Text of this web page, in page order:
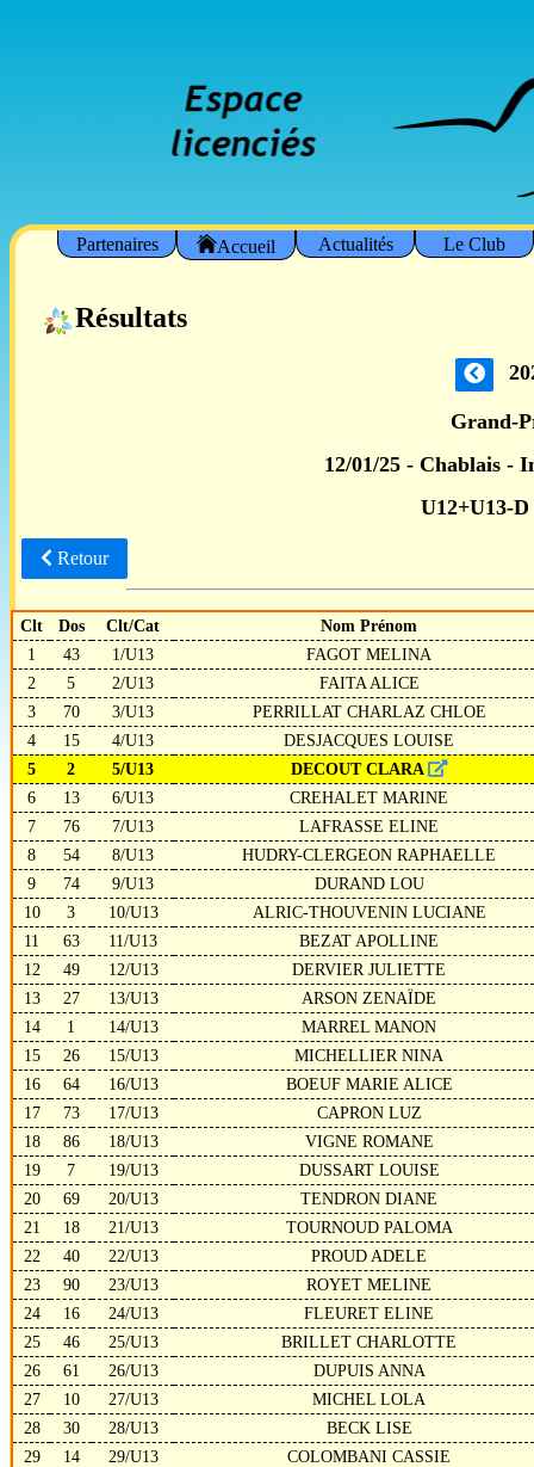
Partenaires Accueil Actualités Le Club
Résultats
Grand-
12/01/25 - Chablais -
U12+U13-
Retour
Clt Dos Clt/Cat
Nom Prénom
1
43 1/U13
FAGOT MELINA
2
5 2/U13
FAITA ALICE
3
70 3/U13
PERRILLAT CHARLAZ CHLOE
4
15 4/U13
DESJACQUES LOUISE
5
2 5/U13
DECOUT CLARA
6
13 6/U13
CREHALET MARINE
7
76 7/U13
LAFRASSE ELINE
8
54 8/U13
HUDRY-CLERGEON RAPHAELLE
9
74 9/U13
DURAND LOU
10
3 10/U13
ALRIC-THOUVENIN LUCIANE
11
63 11/U13
BEZAT APOLLINE
12
49 12/U13
DERVIER JULIETTE
13
27 13/U13
ARSON ZENAÏDE
14
1 14/U13
MARREL MANON
15
26 15/U13
MICHELLIER NINA
16
64 16/U13
BOEUF MARIE ALICE
17
73 17/U13
CAPRON LUZ
18
86 18/U13
VIGNE ROMANE
19
7 19/U13
DUSSART LOUISE
20
69 20/U13
TENDRON DIANE
21
18 21/U13
TOURNOUD PALOMA
22
40 22/U13
PROUD ADELE
23
90 23/U13
ROYET MELINE
24
16 24/U13
FLEURET ELINE
25
46 25/U13
BRILLET CHARLOTTE
26
61 26/U13
DUPUIS ANNA
27
10 27/U13
MICHEL LOLA
28
30 28/U13
BECK LISE
29
14 29/U13
COLOMBANI CASSIE